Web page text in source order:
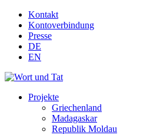
Kontakt
Kontoverbindung
Presse
DE
EN
Projekte
Griechenland
Madagaskar
Republik Moldau